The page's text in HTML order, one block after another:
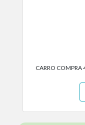
CARRO COMPRA